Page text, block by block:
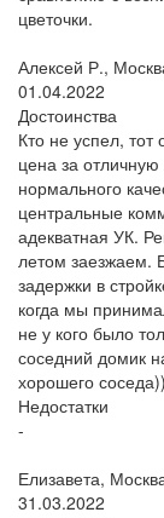
цветочки.
Алексей Р.,
01.04.2022
Достоинства
Кто не успел,
цена за
нормального
центральные
адекватная УК.
летом заезжаем.
задержки в
когда мы
не у кого было
соседний домик
хорошего соседа))
Недостатки
-
Елизавета,
31.03.2022